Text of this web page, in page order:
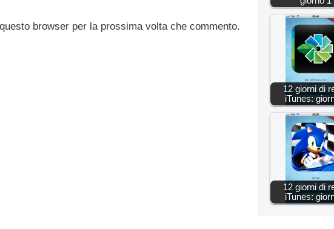
browser per la prossima volta che commento.
12 giorni di
iTunes:
12 giorni di
iTunes: